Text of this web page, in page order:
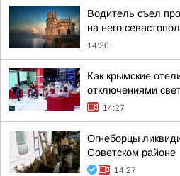
Водитель съел
на него
14:30
Как крымские
отключениями
14:27
Огнеборцы
Советском районе
14:27